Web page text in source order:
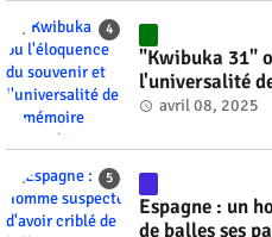
"Kwibuka 31"
l'universalité
#RwOT
avril 08, 2025
Espagne : un
de balles ses